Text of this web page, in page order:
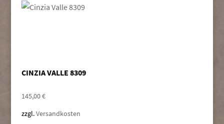
CINZIA VALLE 8309
145,00€
zzgl.Versandkosten